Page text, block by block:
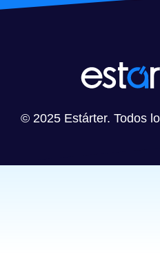
© 2025 Estárter. Todos